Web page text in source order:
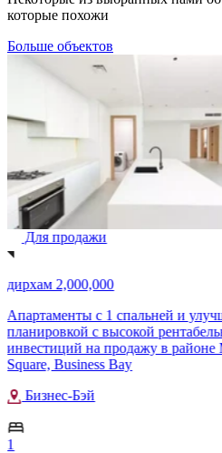
которые похожи
Больше объектов
Для продажи
дирхам 2,000,000
Апартаменты с 1 спальней и
планировкой с высокой
инвестиций на продажу в районе
Square, Business Bay
Бизнес-Бэй
1